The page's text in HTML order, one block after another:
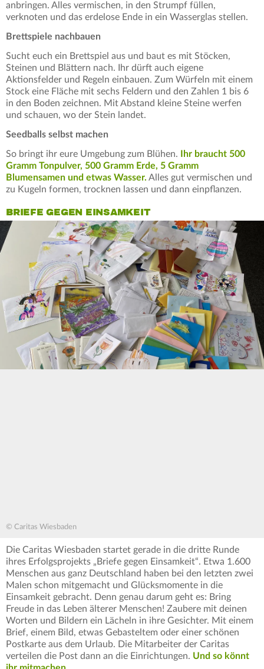
anbringen. Alles vermischen, in den Strumpf füllen,
verknoten und das erdelose Ende in ein Wasserglas stellen.
Brettspiele nachbauen
Sucht euch ein Brettspiel aus und baut es mit Stöcken,
Steinen und Blättern nach. Ihr dürft auch eigene
Aktionsfelder und Regeln einbauen. Zum Würfeln mit einem
Stock eine Fläche mit sechs Feldern und den Zahlen 1 bis 6
in den Boden zeichnen. Mit Abstand kleine Steine werfen
und schauen, wo der Stein landet.
Seedballs selbst machen
So bringt ihr eure Umgebung zum Blühen.
Ihr braucht 500
Gramm Tonpulver, 500 Gramm Erde, 5 Gramm
Blumensamen und etwas Wasser. Alles gut vermischen und
zu Kugeln formen, trocknen lassen und dann einpflanzen.
BRIEFE GEGEN EINSAMKEIT
© Caritas Wiesbaden
Die Caritas Wiesbaden startet gerade in die dritte Runde
ihres Erfolgsprojekts „Briefe gegen Einsamkeit“. Etwa 1.600
Menschen aus ganz Deutschland haben bei den letzten zwei
Malen schon mitgemacht und Glücksmomente in die
Einsamkeit gebracht. Denn genau darum geht es: Bring
Freude in das Leben älterer Menschen! Zaubere mit deinen
Worten und Bildern ein Lächeln in ihre Gesichter. Mit einem
Brief, einem Bild, etwas Gebasteltem oder einer schönen
Postkarte aus dem Urlaub. Die Mitarbeiter der Caritas
verteilen die Post dann an die Einrichtungen. Und so könnt